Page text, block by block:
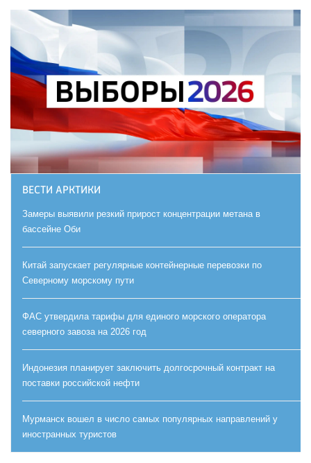
ВЕСТИ АРКТИКИ
Замеры выявили резкий прирост концентрации метана в
бассейне Оби
Китай запускает регулярные контейнерные перевозки по
Северному морскому пути
ФАС утвердила тарифы для единого морского оператора
северного завоза на 2026 год
Индонезия планирует заключить долгосрочный контракт на
поставки российской нефти
Мурманск вошел в число самых популярных направлений у
иностранных туристов